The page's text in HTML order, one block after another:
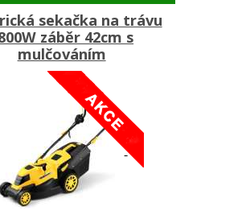
sekačka na trávu
záběr 42cm s
mulčováním